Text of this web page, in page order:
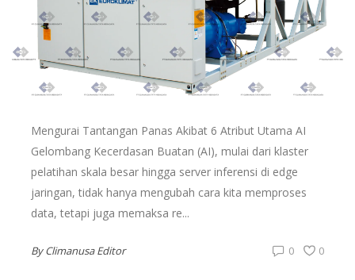
Mengurai Tantangan Panas Akibat 6 Atribut Utama AI
Gelombang Kecerdasan Buatan (AI), mulai dari klaster
pelatihan skala besar hingga server inferensi di edge
jaringan, tidak hanya mengubah cara kita memproses
data, tetapi juga memaksa re...
ByClimanusa Editor 0
0